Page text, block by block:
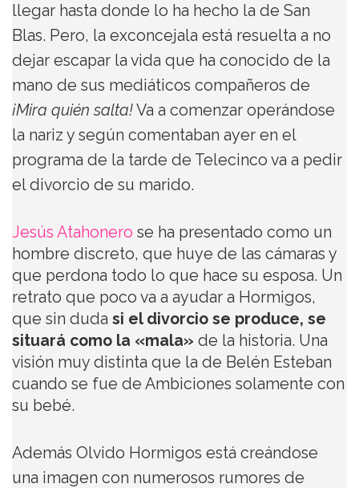
llegar hasta donde lo ha hecho la de San
Blas. Pero, la exconcejala está resuelta a no
dejar escapar la vida que ha conocido de la
mano de sus mediáticos compañeros de
¡Mira quién salta!Va a comenzar operándose
la nariz y según comentaban ayer en el
programa de la tarde de Telecinco va a pedir
el divorcio de su marido.
Jesús Atahonero se ha presentado como un
hombre discreto, que huye de las cámaras y
que perdona todo lo que hace su esposa. Un
retrato que poco va a ayudar a Hormigos,
que sin duda si el divorcio se produce, se
situará como la «mala» de la historia. Una
visión muy distinta que la de Belén Esteban
cuando se fue de Ambiciones solamente con
su bebé.
Además Olvido Hormigos está creándose
una imagen con numerosos rumores de